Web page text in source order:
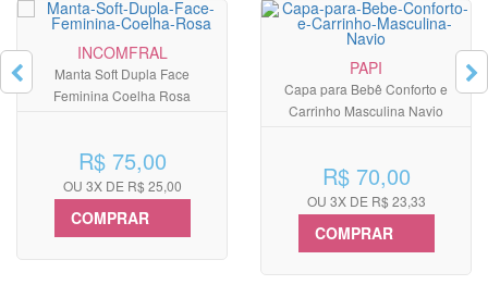
INCOMFRAL
Manta Soft Dupla Face
Feminina Coelha Rosa
R$ 75,00
OU 3X DE R$ 25,00
COMPRAR
PAPI
Capa para Bebê Conforto e
Carrinho Masculina Navio
R$ 70,00
OU 3X DE R$ 23,33
COMPRAR